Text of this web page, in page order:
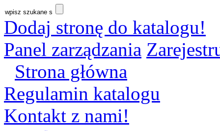
Dodaj stronę do katalogu!
Panel zarządzania
Strona główna
Regulamin katalogu
Kontakt z nami!